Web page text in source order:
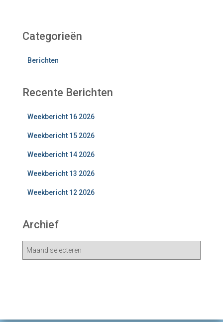
Categorieën
Berichten
Recente Berichten
Weekbericht 16 2026
Weekbericht 15 2026
Weekbericht 14 2026
Weekbericht 13 2026
Weekbericht 12 2026
Archief